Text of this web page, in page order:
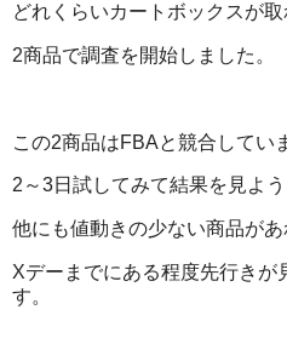
どれくらいカートボックスが取
2商品で調査を開始しました。
この2商品はFBAと競合してい
2～3日試してみて結果を見よう
他にも値動きの少ない商品があ
Xデーまでにある程度先行きが
す。